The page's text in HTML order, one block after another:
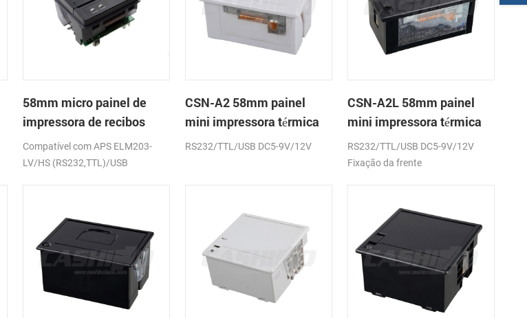
58mm micro painel de
impressora de recibos
térmica CSN-A1K
Compatível com APS ELM203-
LV/HS (RS232,TTL)/USB
CSN-A2 58mm painel
mini impressora térmica
de recibos
RS232/TTL/USB DC5-9V/12V
CSN-A2L 58mm painel
mini impressora térmica
de recibos
RS232/TTL/USB DC5-9V/12V
Fixação da frente